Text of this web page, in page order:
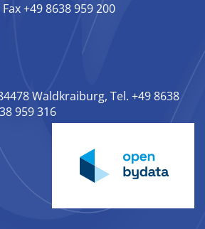
+49 8638 959 200
Waldkraiburg, Tel. +49 8638
959 316